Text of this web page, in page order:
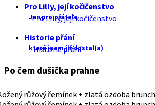
Pro Lilly, její kočičenstvo
Jen pro přátele
Pro Lilly, její kočičenstvo
Historie přání
které jsem již dostal(a)
Historie přání
Po čem dušička prahne